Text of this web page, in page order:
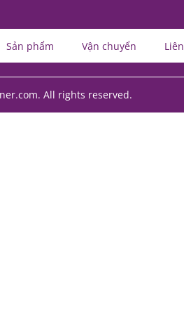
Sản phẩm Vận chuyển
All rights reserved.